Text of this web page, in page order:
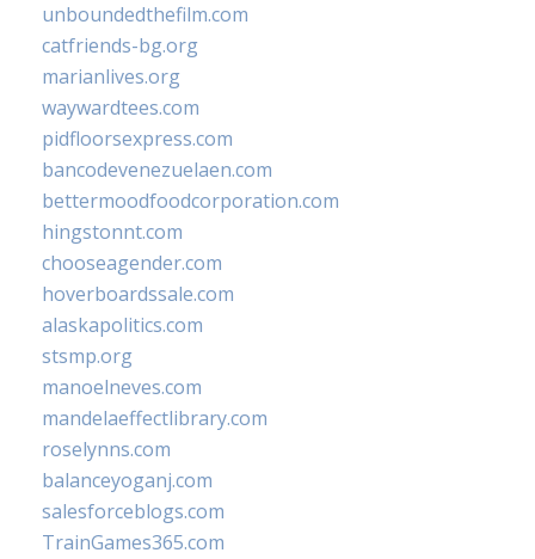
unboundedthefilm.com
catfriends-bg.org
marianlives.org
waywardtees.com
pidfloorsexpress.com
bancodevenezuelaen.com
bettermoodfoodcorporation.com
hingstonnt.com
chooseagender.com
hoverboardssale.com
alaskapolitics.com
stsmp.org
manoelneves.com
mandelaeffectlibrary.com
roselynns.com
balanceyoganj.com
salesforceblogs.com
TrainGames365.com